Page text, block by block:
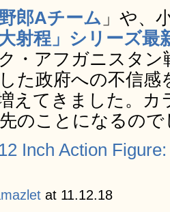
郎Aチーム 」や、
射程」シリーズ最
・アフガニスタ
た政府への不信
えてきました。
のことになるので
Inch Action
at 11.12.18